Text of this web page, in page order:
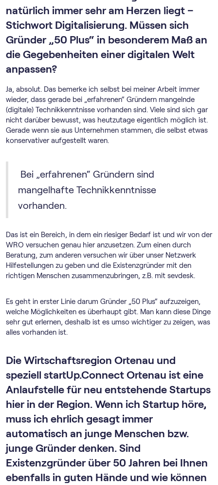
natürlich immer sehr am Herzen liegt –
Stichwort Digitalisierung. Müssen sich
Gründer „50 Plus“ in besonderem Maß an
die Gegebenheiten einer digitalen Welt
anpassen?
Ja, absolut. Das bemerke ich selbst bei meiner Arbeit immer
wieder, dass gerade bei „erfahrenen“ Gründern mangelnde
(digitale) Technikkenntnisse vorhanden sind. Viele sind sich gar
nicht darüber bewusst, was heutzutage eigentlich möglich ist.
Gerade wenn sie aus Unternehmen stammen, die selbst etwas
konservativer aufgestellt waren.
Bei „erfahrenen“ Gründern sind
mangelhafte Technikkenntnisse
vorhanden.
Das ist ein Bereich, in dem ein riesiger Bedarf ist und wir von der
WRO versuchen genau hier anzusetzen. Zum einen durch
Beratung, zum anderen versuchen wir über unser Netzwerk
Hilfestellungen zu geben und die Existenzgründer mit den
richtigen Menschen zusammenzubringen, z.B. mit sevdesk.
Es geht in erster Linie darum Gründer „50 Plus“ aufzuzeigen,
welche Möglichkeiten es überhaupt gibt. Man kann diese Dinge
sehr gut erlernen, deshalb ist es umso wichtiger zu zeigen, was
alles vorhanden ist.
Die Wirtschaftsregion Ortenau und
speziell startUp.Connect Ortenau ist eine
Anlaufstelle für neu entstehende Startups
hier in der Region. Wenn ich Startup höre,
muss ich ehrlich gesagt immer
automatisch an junge Menschen bzw.
junge Gründer denken. Sind
Existenzgründer über 50 Jahren bei Ihnen
ebenfalls in guten Hände und wie können